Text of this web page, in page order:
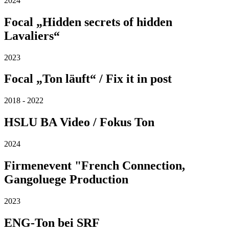
Focal „Hidden secrets of hidden
Lavaliers“
2023
Focal „Ton läuft“ / Fix it in post
2018 - 2022
HSLU BA Video / Fokus Ton
2024
Firmenevent "French Connection,
Gangoluege Production
2023
ENG-Ton bei SRF